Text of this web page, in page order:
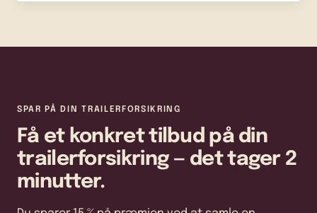
SPAR PÅ DIN TRAILERFORSIKRING
Få et konkret tilbud på din
trailerforsikring — det tager 2
minutter.